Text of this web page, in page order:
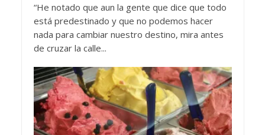
“He notado que aun la gente que dice que todo
está predestinado y que no podemos hacer
nada para cambiar nuestro destino, mira antes
de cruzar la calle...